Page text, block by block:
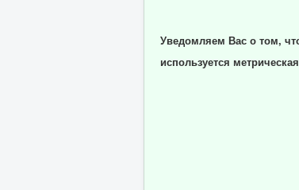
Уведомляем Вас о том,
используется